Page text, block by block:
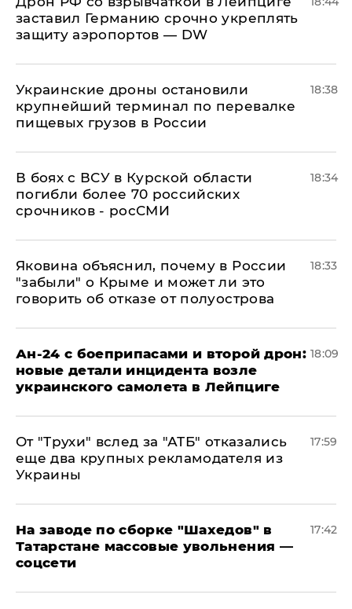
заставил Германию срочно укреплять
защиту аэропортов — DW
Украинские дроны остановили
крупнейший терминал по перевалке
пищевых грузов в России
18:38
В боях с ВСУ в Курской области
погибли более 70 российских
срочников - росСМИ
18:34
Яковина объяснил, почему в России
"забыли" о Крыме и может ли это
говорить об отказе от полуострова
18:33
Ан-24 с боеприпасами и второй дрон:
новые детали инцидента возле
украинского самолета в Лейпциге
18:09
От "Трухи" вслед за "АТБ" отказались
еще два крупных рекламодателя из
Украины
17:59
На заводе по сборке "Шахедов" в
Татарстане массовые увольнения —
соцсети
17:42